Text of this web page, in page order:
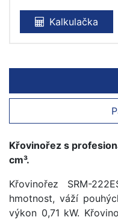
Kalkulačka
Křovinořez s
cm³.
Křovinořez SRM-
hmotnost, váží
výkon 0,71 kW.